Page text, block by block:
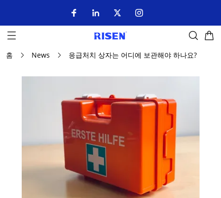
홈 News 응급처치 상자는 어디에 보관해야 하나요?